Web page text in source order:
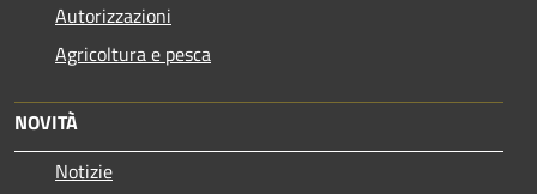
Autorizzazioni
Agricoltura e pesca
NOVITÀ
Notizie